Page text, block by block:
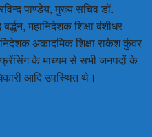
पाण्डेय, मुख्य सचिव डॉ.
महानिदेशक शिक्षा बंशीधर
निदेशक अकादमिक शिक्षा राकेश कुंवर
के माध्यम से सभी जनपदों के
आदि उपस्थित थे।